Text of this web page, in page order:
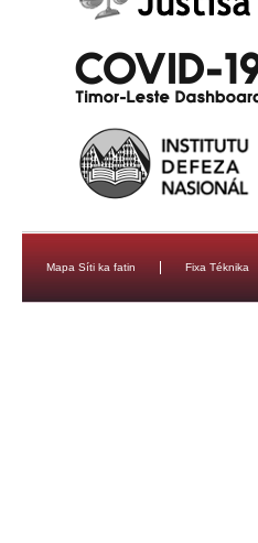
Mapa Síti ka fatin Fixa Téknika